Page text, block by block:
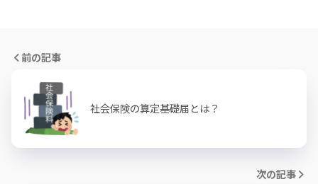
前の記事
社会保険の算定基礎届とは？
次の記事